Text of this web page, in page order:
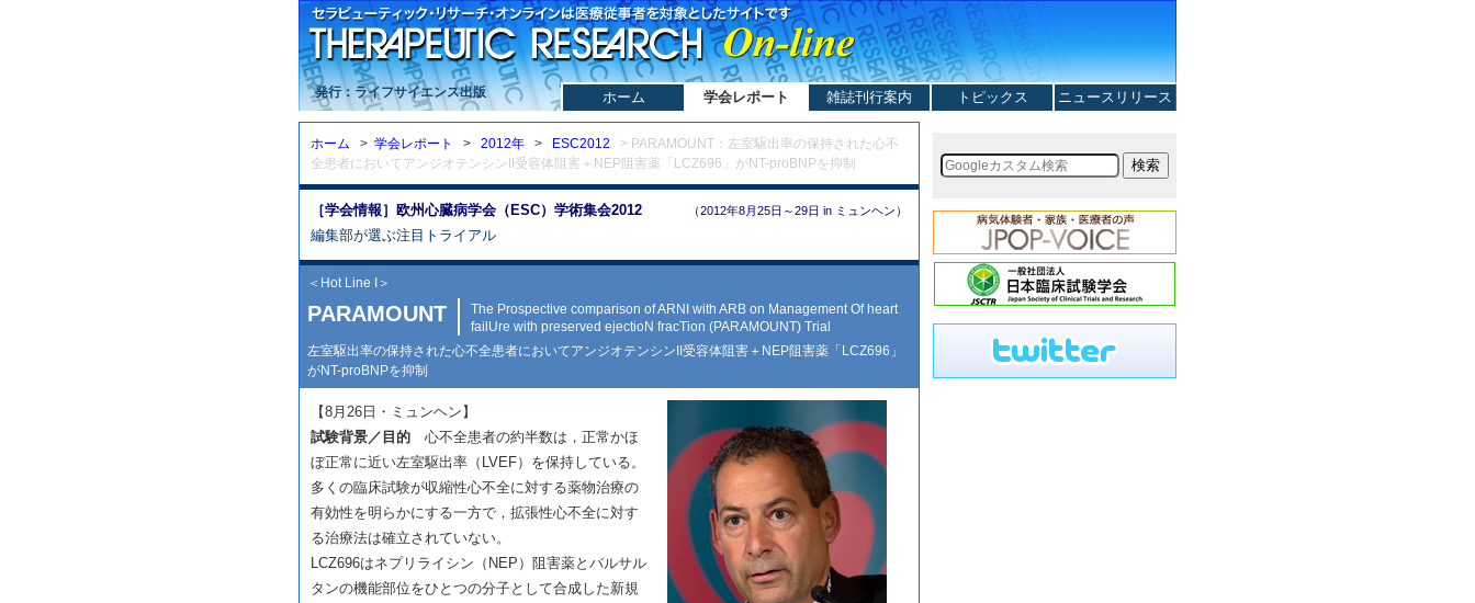
発行：ライフサイエンス出版 ホーム 学会レポート 雑誌刊行案内 トピックス ニュースリリース
ホーム > 学会レポート > 2012年 > ESC2012
> PARAMOUNT：左室駆出率の保持された心不
全患者においてアンジオテンシンII受容体阻害＋NEP阻害薬「LCZ696」がNT-proBNPを抑制
［学会情報］欧州心臓病学会（ESC）学術集会2012 （2012年8月25日～29日 in ミュンヘン）
編集部が選ぶ注目トライアル
＜Hot Line I＞
PARAMOUNT
The Prospective comparison of ARNI with ARB on Management Of heart
failUre with preserved ejectioN fracTion (PARAMOUNT) Trial
左室駆出率の保持された心不全患者においてアンジオテンシンII受容体阻害＋NEP阻害薬「LCZ696」
がNT-proBNPを抑制
【8月26日・ミュンヘン】
試験背景／目的 心不全患者の約半数は，正常かほ
ぼ正常に近い左室駆出率（LVEF）を保持している。
多くの臨床試験が収縮性心不全に対する薬物治療の
有効性を明らかにする一方で，拡張性心不全に対す
る治療法は確立されていない。
LCZ696はネプリライシン（NEP）阻害薬とバルサル
タンの機能部位をひとつの分子として合成した新規